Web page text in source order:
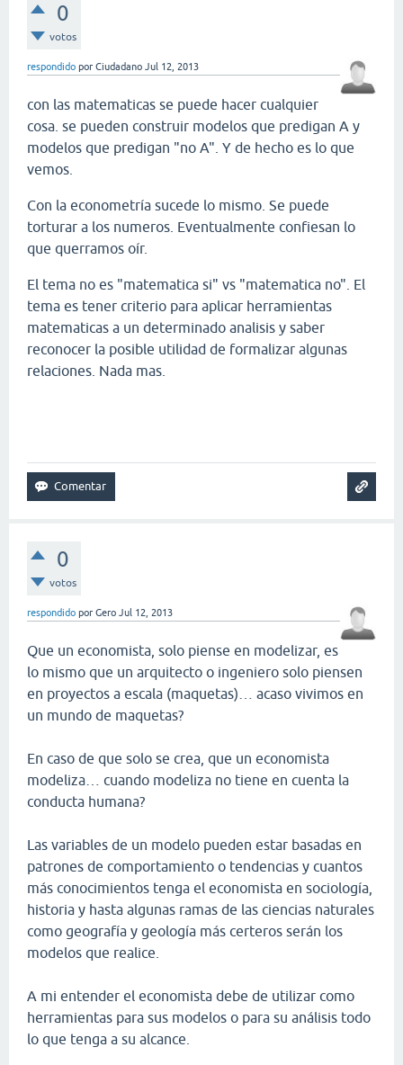
0
votos
respondido por Ciudadano Jul 12, 2013
con las matematicas se puede hacer cualquier
cosa. se pueden construir modelos que predigan A y
modelos que predigan "no A". Y de hecho es lo que
vemos.
Con la econometría sucede lo mismo. Se puede
torturar a los numeros. Eventualmente confiesan lo
que querramos oír.
El tema no es "matematica si" vs "matematica no". El
tema es tener criterio para aplicar herramientas
matematicas a un determinado analisis y saber
reconocer la posible utilidad de formalizar algunas
relaciones. Nada mas.
0
votos
respondido por Gero Jul 12, 2013
Que un economista, solo piense en modelizar, es
lo mismo que un arquitecto o ingeniero solo piensen
en proyectos a escala (maquetas)… acaso vivimos en
un mundo de maquetas?
En caso de que solo se crea, que un economista
modeliza… cuando modeliza no tiene en cuenta la
conducta humana?
Las variables de un modelo pueden estar basadas en
patrones de comportamiento o tendencias y cuantos
más conocimientos tenga el economista en sociología,
historia y hasta algunas ramas de las ciencias naturales
como geografía y geología más certeros serán los
modelos que realice.
A mi entender el economista debe de utilizar como
herramientas para sus modelos o para su análisis todo
lo que tenga a su alcance.